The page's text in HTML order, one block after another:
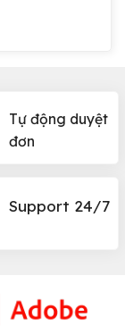
Tự động duyệt
đơn
Support 24/7